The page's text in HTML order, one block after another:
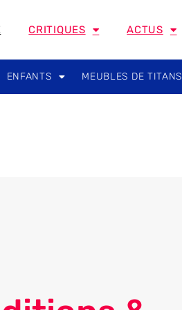
CRITIQUES ACTUS
ENFANTS MEUBLES DE TITANS